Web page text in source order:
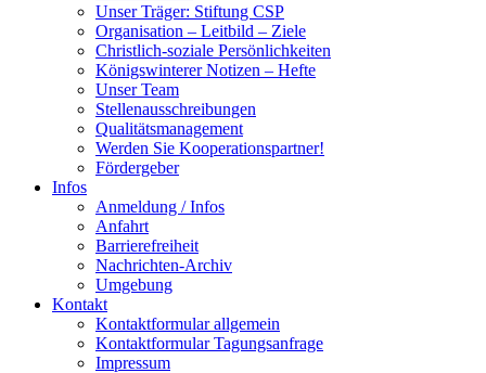
Unser Träger: Stiftung CSP
Organisation – Leitbild – Ziele
Christlich-soziale Persönlichkeiten
Königswinterer Notizen – Hefte
Unser Team
Stellenausschreibungen
Qualitätsmanagement
Werden Sie Kooperationspartner!
Fördergeber
Infos
Anmeldung / Infos
Anfahrt
Barrierefreiheit
Nachrichten-Archiv
Umgebung
Kontakt
Kontaktformular allgemein
Kontaktformular Tagungsanfrage
Impressum